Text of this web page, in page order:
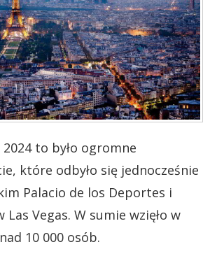
to było ogromne
które odbyło się jednocześnie
Palacio de los Deportes i
Las Vegas. W sumie wzięło w
10 000 osób.